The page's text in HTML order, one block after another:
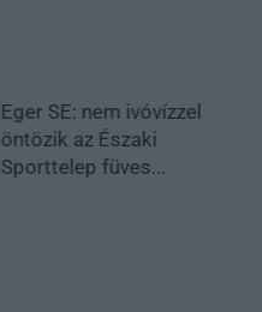
Eger SE: nem ivóvízzel
öntözik az Északi
Sporttelep füves...